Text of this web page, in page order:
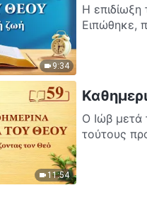
9:34
Η
Ειπώθηκε,
11:54
Ο Ιώβ μετά
τούτους